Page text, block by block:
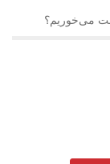
می‌خوریم؟